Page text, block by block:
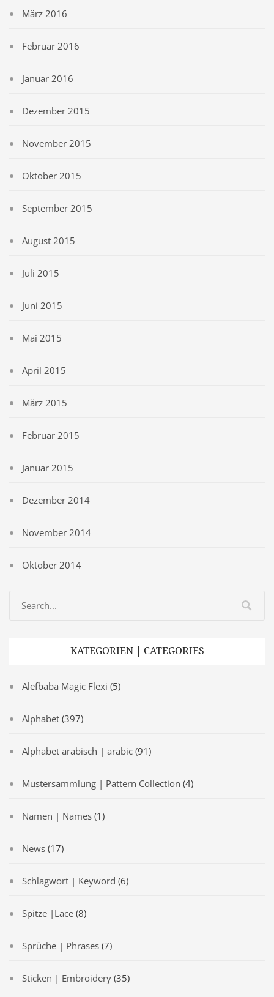
März 2016
Februar 2016
Januar 2016
Dezember 2015
November 2015
Oktober 2015
September 2015
August 2015
Juli 2015
Juni 2015
Mai 2015
April 2015
März 2015
Februar 2015
Januar 2015
Dezember 2014
November 2014
Oktober 2014
KATEGORIEN | CATEGORIES
Alefbaba Magic Flexi (5)
Alphabet (397)
Alphabet arabisch | arabic (91)
Mustersammlung | Pattern Collection (4)
Namen | Names (1)
News (17)
Schlagwort | Keyword (6)
Spitze |Lace (8)
Sprüche | Phrases (7)
Sticken | Embroidery (35)